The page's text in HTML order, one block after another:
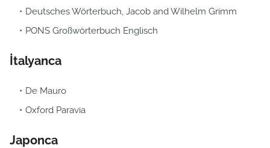
Deutsches Wörterbuch, Jacob and Wilhelm Grimm
PONS Großwörterbuch Englisch
İtalyanca
De Mauro
Oxford Paravia
Japonca